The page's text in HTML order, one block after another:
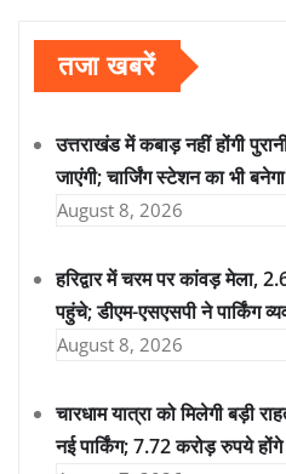
तजा खबरें
उत्तराखंड में कबाड़ नहीं होंगी
जाएंगी; चार्जिंग स्टेशन का भी
August 8, 2026
हरिद्वार में चरम पर कांवड़ मेला,
पहुंचे; डीएम-एसएसपी ने पार्किंग
August 8, 2026
चारधाम यात्रा को मिलेगी बड़ी
नई पार्किंग; 7.72 करोड़ रुपये